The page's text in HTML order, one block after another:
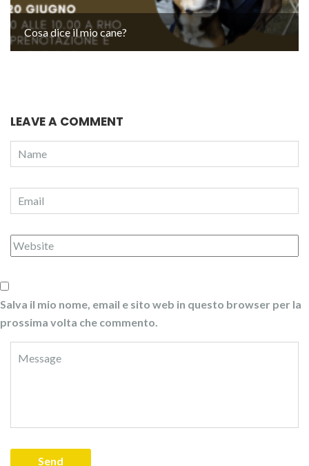
Cosa dice il mio cane?
LEAVE A COMMENT
Salva il mio nome, email e sito web in questo browser per la
prossima volta che commento.